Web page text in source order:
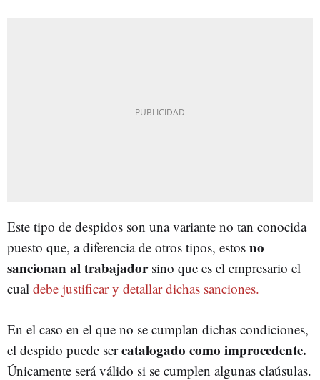
Este tipo de despidos son una variante no tan conocida
puesto que, a diferencia de otros tipos, estos no
sancionan al trabajador sino que es el empresario el
cual debe justificar y detallar dichas sanciones.
En el caso en el que no se cumplan dichas condiciones,
el despido puede sercatalogado como improcedente.
Únicamente será válido si se cumplen algunas claúsulas.